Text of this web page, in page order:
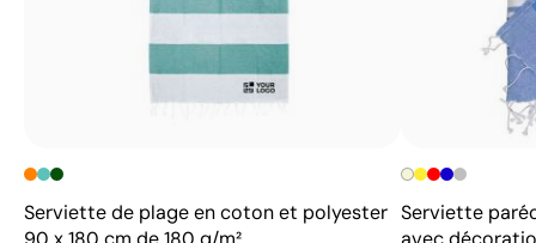
Serviette de plage en coton et polyester Serviette